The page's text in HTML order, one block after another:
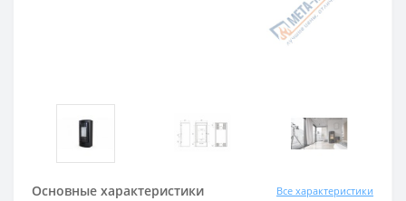
Основные характеристики Все характеристики